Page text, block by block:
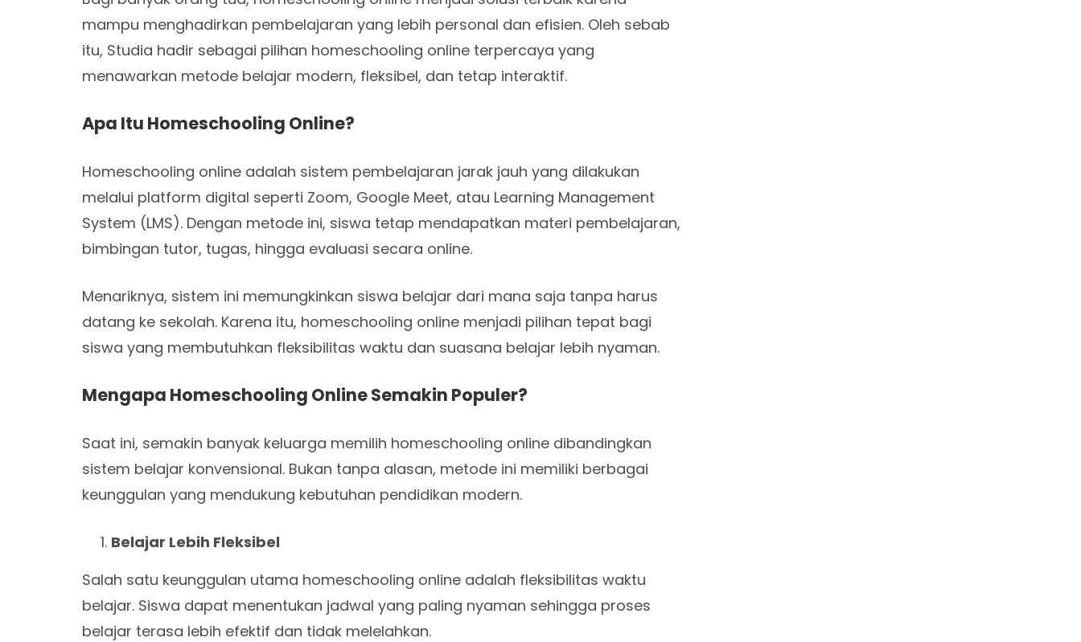
mampu menghadirkan pembelajaran yang lebih personal dan efisien. Oleh sebab
itu, Studia hadir sebagai pilihan homeschooling online terpercaya yang
menawarkan metode belajar modern, fleksibel, dan tetap interaktif.
Apa Itu Homeschooling Online?
Homeschooling online adalah sistem pembelajaran jarak jauh yang dilakukan
melalui platform digital seperti Zoom, Google Meet, atau Learning Management
System (LMS). Dengan metode ini, siswa tetap mendapatkan materi pembelajaran,
bimbingan tutor, tugas, hingga evaluasi secara online.
Menariknya, sistem ini memungkinkan siswa belajar dari mana saja tanpa harus
datang ke sekolah. Karena itu, homeschooling online menjadi pilihan tepat bagi
siswa yang membutuhkan fleksibilitas waktu dan suasana belajar lebih nyaman.
Mengapa Homeschooling Online Semakin Populer?
Saat ini, semakin banyak keluarga memilih homeschooling online dibandingkan
sistem belajar konvensional. Bukan tanpa alasan, metode ini memiliki berbagai
keunggulan yang mendukung kebutuhan pendidikan modern.
Belajar Lebih Fleksibel
Salah satu keunggulan utama homeschooling online adalah fleksibilitas waktu
belajar. Siswa dapat menentukan jadwal yang paling nyaman sehingga proses
belajar terasa lebih efektif dan tidak melelahkan.